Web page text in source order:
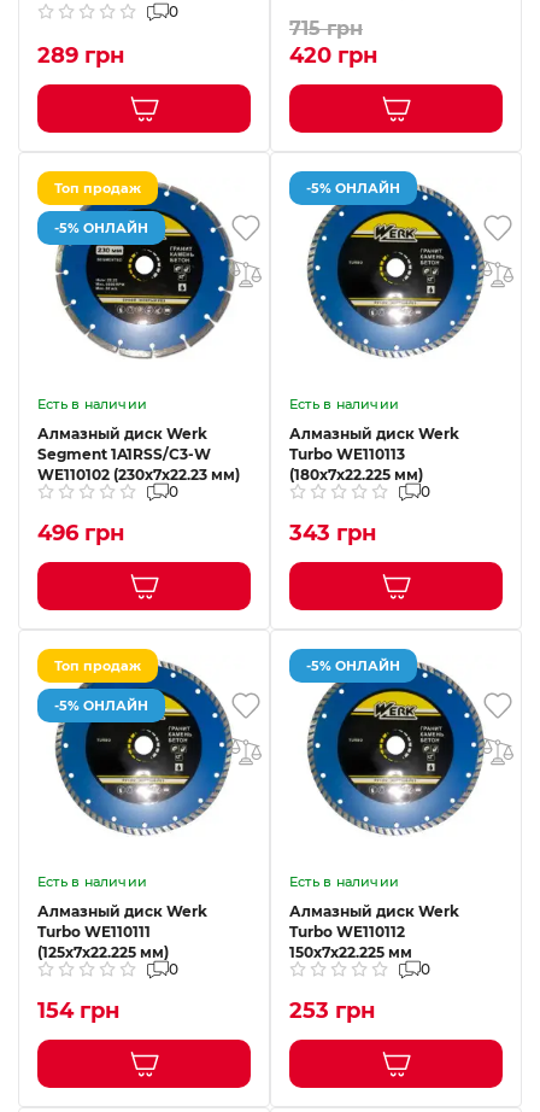
0
289 грн
715 грн
420 грн
Топ продаж
-5% ОНЛАЙН
Есть в наличии
Алмазный диск Werk
Segment 1A1RSS/C3-W
WE110102 (230x7x22.23 мм)
0
496 грн
-5% ОНЛАЙН
Есть в наличии
Алмазный диск Werk
Turbo WE110113
(180x7x22.225 мм)
0
343 грн
Топ продаж
-5% ОНЛАЙН
Есть в наличии
Алмазный диск Werk
Turbo WE110111
(125x7x22.225 мм)
0
154 грн
-5% ОНЛАЙН
Есть в наличии
Алмазный диск Werk
Turbo WE110112
150x7x22.225 мм
0
253 грн